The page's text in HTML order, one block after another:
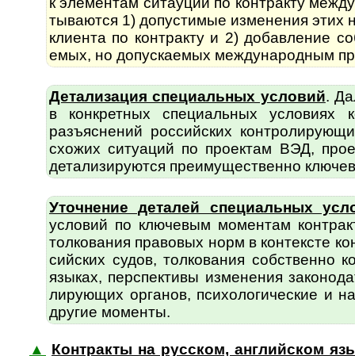
ты­ва­ются 1) допустимые изменения этих
клиента по контракту и 2) добавление
емых, но допус­каемых между­народ­ным
Детализация специальных условий.
в конк­ретных специ­альных условиях
разъяс­нений рос­сий­ских
схожих ситуаций по проектам ВЭД,
детали­зируются пре­иму­щест­вен­но
Уточнение деталей специальных
условий по ключевым моментам
толко­вания правовых норм в контексте
сий­ских судов, толкования собственно
языках, перспективы изменения
лирующих органов, психоло­гические и
другие моменты.
▲
Контракты на русском, английском